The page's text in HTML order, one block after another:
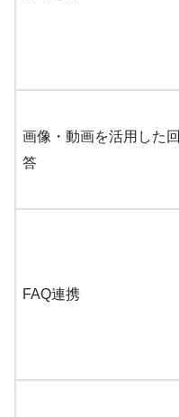
画像・動画を活用した回
答
FAQ連携